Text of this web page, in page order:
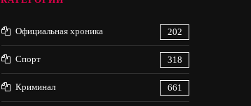
Официальная хроника 202
Спорт 318
Криминал 661